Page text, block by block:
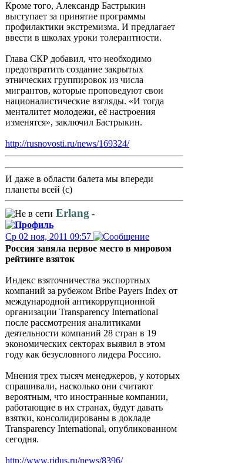
Кроме того, Александр Бастрыкин
выступает за принятие программы
профилактики экстремизма. И предлагает
ввести в школах уроки толерантности.
Глава СКР добавил, что необходимо
предотвратить создание закрытых
этнических группировок из числа
мигрантов, которые проповедуют свои
националистические взгляды. «И тогда
менталитет молодежи, её настроения
изменятся», заключил Бастрыкин.
http://rusnovosti.ru/news/169324/
И даже в области балета мы впереди
планеты всей (с)
Erlang -
Ср 02 ноя, 2011 09:57
Россия заняла первое место в мировом
рейтинге взяток
Индекс взяточничества экспортных
компаний за рубежом Bribe Payers Index от
международной антикоррупционной
организации Transparency International
после рассмотрения аналитиками
деятельности компаний 28 стран в 19
экономических секторах выявил в этом
году как безусловного лидера Россию.
Мнения трех тысяч менеджеров, у которых
спрашивали, насколько они считают
вероятным, что иностранные компании,
работающие в их странах, будут давать
взятки, консолидированы в докладе
Transparency International, опубликованном
сегодня.
http://www.ridus.ru/news/8396/